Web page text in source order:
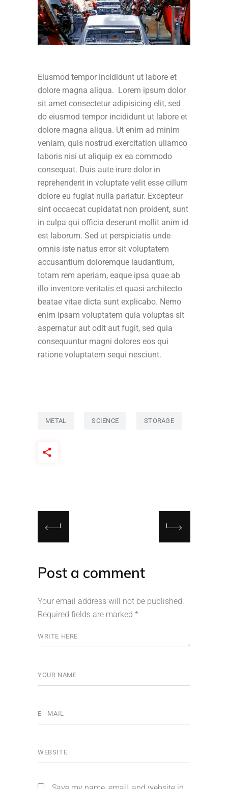
Eiusmod tempor incididunt ut labore et
dolore magna aliqua. Lorem ipsum dolor
sit amet consectetur adipisicing elit, sed
do eiusmod tempor incididunt ut labore et
dolore magna aliqua. Ut enim ad minim
veniam, quis nostrud exercitation ullamco
laboris nisi ut aliquip ex ea commodo
consequat. Duis aute irure dolor in
reprehenderit in voluptate velit esse cillum
dolore eu fugiat nulla pariatur. Excepteur
sint occaecat cupidatat non proident, sunt
in culpa qui officia deserunt mollit anim id
est laborum. Sed ut perspiciatis unde
omnis iste natus error sit voluptatem
accusantium doloremque laudantium,
totam rem aperiam, eaque ipsa quae ab
illo inventore veritatis et quasi architecto
beatae vitae dicta sunt explicabo. Nemo
enim ipsam voluptatem quia voluptas sit
aspernatur aut odit aut fugit, sed quia
consequuntur magni dolores eos qui
ratione voluptatem sequi nesciunt.
METAL SCIENCE STORAGE
Post a comment
Your email address will not be published.
Required fields are marked *